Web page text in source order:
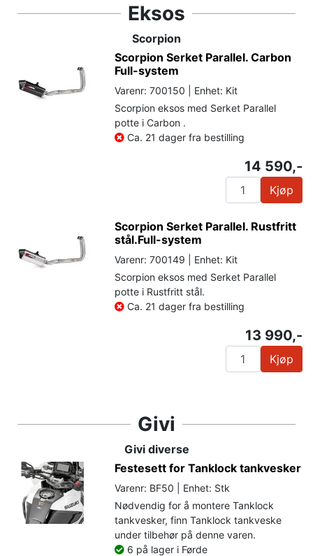
Eksos
Scorpion
Scorpion Serket Parallel. Carbon
Full-system
Varenr: 700150 | Enhet: Kit
Scorpion eksos med Serket Parallel
potte i Carbon .
Ca. 21 dager fra bestilling
14 590,-
Kjøp
Scorpion Serket Parallel. Rustfritt
stål.Full-system
Varenr: 700149 | Enhet: Kit
Scorpion eksos med Serket Parallel
potte i Rustfritt stål.
Ca. 21 dager fra bestilling
13 990,-
Kjøp
Givi
Givi diverse
Festesett for Tanklock tankvesker
Varenr: BF50 | Enhet: Stk
Nødvendig for å montere Tanklock
tankvesker, finn Tanklock tankveske
under tilbehør på denne varen.
6 på lager i Førde